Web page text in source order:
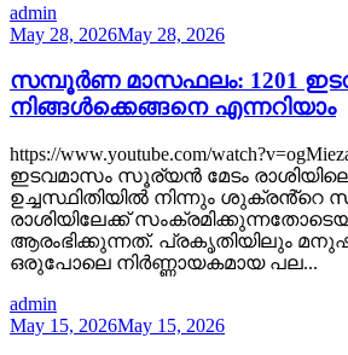
admin
May 28, 2026May 28, 2026
സമ്പൂർണ മാസഫലം: 1201
നിങ്ങൾക്കെങ്ങനെ എന്നറിയാം
https://www.youtube.com/
ഇടവമാസം സൂര്യൻ മേടം
ഉച്ചസ്ഥിതിയിൽ നിന്നും ശുക്രൻ്റെ
രാശിയിലേക്ക്
ആരംഭിക്കുന്നത്. പ്രകൃതിയിലും
ഒരുപോലെ നിർണ്ണായകമായ പല...
admin
May 15, 2026May 15, 2026